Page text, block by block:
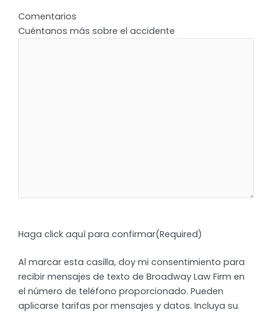
Comentarios
Cuéntanos más sobre el accidente
Haga click aquí para confirmar(Required)
Al marcar esta casilla, doy mi consentimiento para
recibir mensajes de texto de Broadway Law Firm en
el número de teléfono proporcionado. Pueden
aplicarse tarifas por mensajes y datos. Incluya su